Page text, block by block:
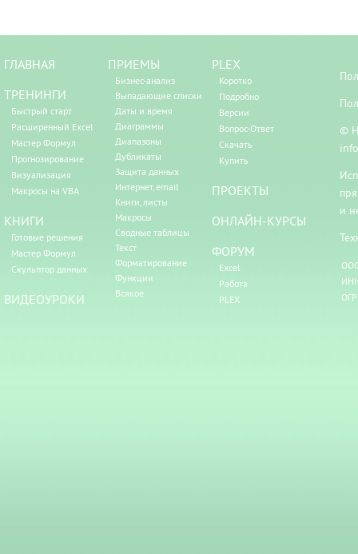
ГЛАВНАЯ
ТРЕНИНГИ
Быстрый старт
Расширенный Excel
Мастер Формул
Прогнозирование
Визуализация
Макросы на VBA
КНИГИ
Готовые решения
Мастер Формул
Скульптор данных
ВИДЕОУРОКИ
ПРИЕМЫ
Бизнес-анализ
Выпадающие списки
Даты и время
Диаграммы
Диапазоны
Дубликаты
Защита данных
Интернет, email
Книги, листы
Макросы
Сводные таблицы
Текст
Форматирование
Функции
Всякое
PLEX
Коротко
Подробно
Версии
Вопрос-Ответ
Скачать
Купить
ПРОЕКТЫ
ОНЛАЙН-КУРСЫ
ФОРУМ
Excel
Работа
PLEX
©
и